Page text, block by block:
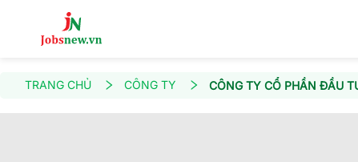
TRANG CHỦ CÔNG TY CÔNG TY CỔ PHẦN ĐẦU